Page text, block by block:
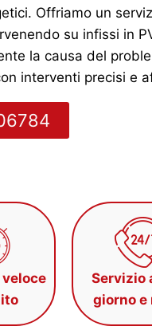
Offriamo un
su infissi in
la causa del
interventi precisi e
Servizio
giorno e